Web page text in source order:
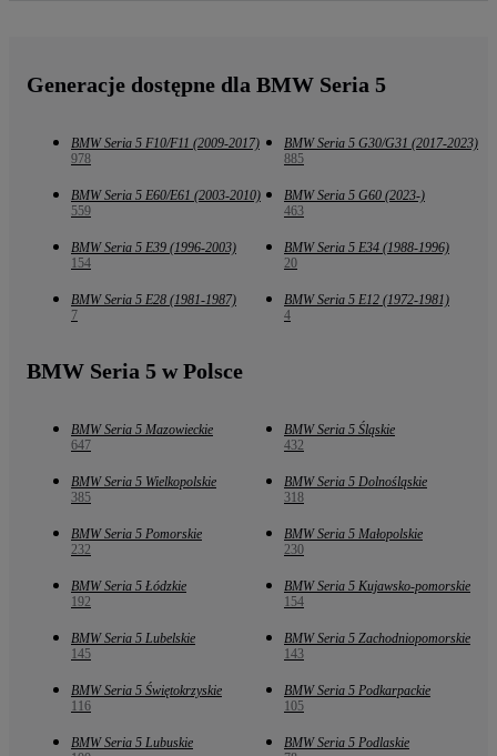
Generacje dostępne dla BMW Seria 5
BMW Seria 5 F10/F11 (2009-2017)
978
BMW Seria 5 G30/G31 (2017-2023)
885
BMW Seria 5 E60/E61 (2003-2010)
559
BMW Seria 5 G60 (2023-)
463
BMW Seria 5 E39 (1996-2003)
154
BMW Seria 5 E34 (1988-1996)
20
BMW Seria 5 E28 (1981-1987)
7
BMW Seria 5 E12 (1972-1981)
4
BMW Seria 5 w Polsce
BMW Seria 5 Mazowieckie
647
BMW Seria 5 Śląskie
432
BMW Seria 5 Wielkopolskie
385
BMW Seria 5 Dolnośląskie
318
BMW Seria 5 Pomorskie
232
BMW Seria 5 Małopolskie
230
BMW Seria 5 Łódzkie
192
BMW Seria 5 Kujawsko-pomorskie
154
BMW Seria 5 Lubelskie
145
BMW Seria 5 Zachodniopomorskie
143
BMW Seria 5 Świętokrzyskie
116
BMW Seria 5 Podkarpackie
105
BMW Seria 5 Lubuskie
BMW Seria 5 Podlaskie